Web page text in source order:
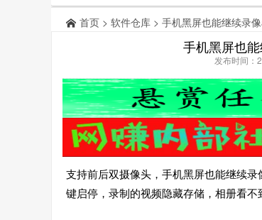
首页 > 软件仓库 > 手机黑屏也能继续录
手机黑屏也
发布时间：
支持前后双摄像头，手机黑屏也能继续
键启停，录制的视频隐藏存储，相册看不